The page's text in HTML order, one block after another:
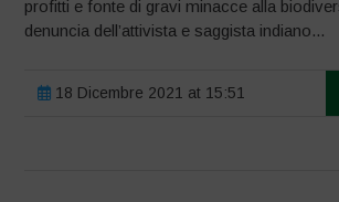
profitti e fonte di gravi minacce alla
denuncia dell’attivista e saggista indiano...
18 Dicembre 2021 at 15:51